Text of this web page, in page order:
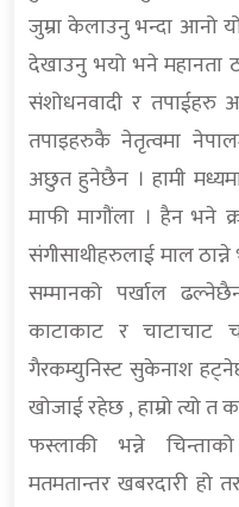
जुम्रा केलाउनु भन्दा आनो
देखाउनु भयो भने महानता
संशोधनवादी र तपाईहरु
तपाइहरुकै नेतृत्वमा
अछुत हुनेछैन । हामी
माफी मागौंला । हैन भने
संगीसाथीहरुलाई माल
सम्मानको पर्खाल
काटाकाट र चाटाचाट
गैरकम्युनिस्ट सुकेनाश
खोजाई रहेछ , हाम्रो त्यो त
फस्लाकी भन्ने
मतमतान्तर खबरदारी हो